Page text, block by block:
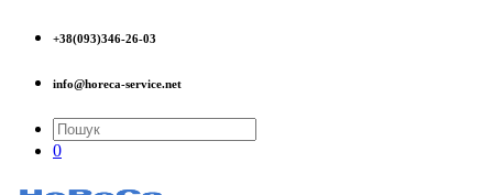
+38(093)346-26-03
info@horeca-service.net
0